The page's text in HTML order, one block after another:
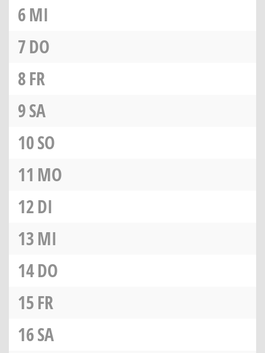
6MI
7DO
8FR
9SA
10SO
11 MO
12DI
13MI
14DO
15FR
16SA